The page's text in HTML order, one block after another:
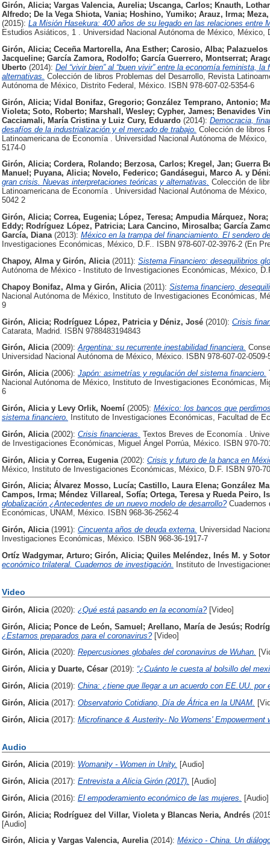
Girón, Alicia; Vargas Valencia, Aurelia; Uscanga, Carlos; Knauth, Lothar
Alfredo; De la Vega Shiota, Vania; Hoshino, Yumiko; Arauz, Irma;
(2015): La Misión Hasekura: 400 años de su legado en las relaciones entre
Estudios Asiáticos, 1 . Universidad Nacional Autónoma de México, México,
Girón, Alicia; Ceceña Martorella, Ana Esther; Carosio, Alba;
Jacqueline; García Zamora, Rodolfo; García Guerrero, Montserrat;
Uberto (2014): Del “vivir bien” al “buen vivir” entre la economía feminista,
alternativas. Colección de libros Problemas del Desarrollo, Revista
Autónoma de México, Distrito Federal, México. ISBN 978-607-02-5354-6
Girón, Alicia; Vidal Bonifaz, Gregorio; González Temprano, Antonio;
Violeta; Soto, Roberto; Marshall, Wesley; Cypher, James; Benavides
Cacciamali, María Cristina y Luiz Cury, Eduardo (2014): Democracia,
desafíos de la industrialización y el mercado de trabajo. Colección de libros
Latinoamericana de Economía . Universidad Nacional Autónoma de
5174-0
Girón, Alicia; Cordera, Rolando; Berzosa, Carlos; Kregel, Jan; Guerra
Manuel ; Puyana, Alicia; Novelo, Federico; Gandásegui, Marco A. y
gran crisis. Nuevas interpretaciones teóricas y alternativas. Colección de
Latinoamericana de Economía . Universidad Nacional Autónoma de
5042 2
Girón, Alicia; Correa, Eugenia; López, Teresa; Ampudia Márquez, Nora;
Eddy; Rodríguez López, Patricia; Lara Cancino, Mirosalba; García
García, Diana (2013): México en la trampa del financiamiento. El sendero
Investigaciones Económicas, México, D.F.. ISBN 978-607-02-3976-2 (En
Chapoy, Alma y Girón, Alicia (2011): Sistema Financiero: desequilibrios
Autónoma de México - Instituto de Investigaciones Económicas, México,
Chapoy Bonifaz, Alma y Girón, Alicia (2011): Sistema financiero,
Nacional Autónoma de México, Instituto de Investigaciones Económicas,
9
Girón, Alicia; Rodríguez López, Patricia y Déniz, José (2010): Crisis
Catarata, Madrid. ISBN 9788483194843
Girón, Alicia (2009):Argentina: su recurrente inestabilidad financiera.
Universidad Nacional Autónoma de México, México. ISBN 978-607-02-0509-
Girón, Alicia (2006): Japón: asimetrías y regulación del sistema financiero.
Nacional Autónoma de México, Instituto de Investigaciones Económicas,
6
Girón, Alicia y Levy Orlik, Noemí (2005): México: los bancos que
sistema financiero.
Instituto de Investigaciones Económicas, Facultad de
Girón, Alicia (2002): Crisis financieras. Textos Breves de Economía .
de Investigaciones Económicas, Miguel Ángel Porrúa, México. ISBN 970-
Girón, Alicia y Correa, Eugenia (2002): Crisis y futuro de la banca en
México, Instituto de Investigaciones Económicas, México, D.F. ISBN 970-
Girón, Alicia; Álvarez Mosso, Lucía; Castillo, Laura Elena; González
Campos, Irma; Méndez Villareal, Sofía; Ortega, Teresay Rueda Peiro,
globalización ¿Antecedentes de un nuevo modelo de desarrollo?Cuadernos
Económicas, UNAM, México. ISBN 968-36-2562-4
Girón, Alicia (1991): Cincuenta años de deuda externa. Universidad
Investigaciones Económicas, México. ISBN 968-36-1917-7
Ortíz Wadgymar, Arturo; Girón, Alicia; Quiles Meléndez, Inés M. y
económico trilateral. Cuadernos de investigación.
Instituto de
Video
Girón, Alicia (2020): ¿Qué está pasando en la economía?[Video]
Girón, Alicia; Ponce de León, Samuel; Arellano, María de Jesús;
¿Estamos preparados para el coronavirus?[Video]
Girón, Alicia (2020): Repercusiones globales del coronavirus de Wuhan.
Girón, Aliciay Duarte, César (2019): “¿Cuánto le cuesta al bolsillo del
Girón, Alicia (2019): China: ¿tiene que llegar a un acuerdo con EE.UU. por
Girón, Alicia (2017): Observatorio Cotidiano, Día de África en la UNAM.
Girón, Alicia (2017): Microfinance & Austerity- No Womens' Empowerment
Audio
Girón, Alicia (2019): Womanity - Women in Unity. [Audio]
Girón, Alicia (2017): Entrevista a Alicia Girón (2017). [Audio]
Girón, Alicia (2016): El empoderamiento económico de las mujeres.
[Audio]
Girón, Alicia; Rodríguez del Villar, Violeta y Blancas Neria, Andrés
[Audio]
Girón, Aliciay Vargas Valencia, Aurelia (2014): México - China. Un